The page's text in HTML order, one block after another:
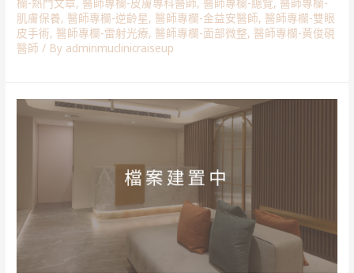
肌膚保養, 醫師專欄-逆齡星, 醫師專欄-金益安醫師, 醫師專欄-雙眼
皮手術, 醫師專欄-雷射光療, 醫師專欄-面部微整, 醫師專欄-黃俊硯
醫師 / By adminmuclinicraiseup